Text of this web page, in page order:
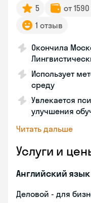
5 от
1 отзыв
Окончила
Использует
среду
Увлекается
улучшения
Читать дальше
Услуги и
Английский язык
Деловой - для